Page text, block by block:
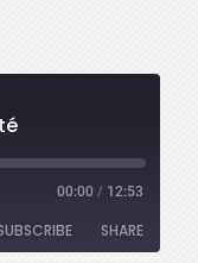
00:00 / 12:53
SHARE